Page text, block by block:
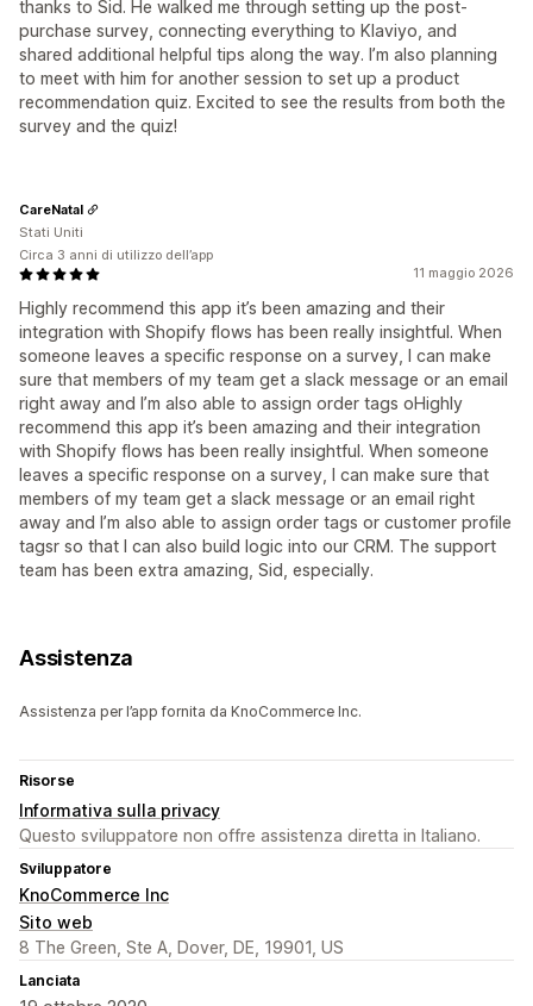
thanks to Sid. He walked me through setting up the post-
purchase survey, connecting everything to Klaviyo, and
shared additional helpful tips along the way. I’m also planning
to meet with him for another session to set up a product
recommendation quiz. Excited to see the results from both the
survey and the quiz!
11 maggio 2026
Highly recommend this app it’s been amazing and their
integration with Shopify flows has been really insightful. When
someone leaves a specific response on a survey, I can make
sure that members of my team get a slack message or an email
right away and I’m also able to assign order tags oHighly
recommend this app it’s been amazing and their integration
with Shopify flows has been really insightful. When someone
leaves a specific response on a survey, I can make sure that
members of my team get a slack message or an email right
away and I’m also able to assign order tags or customer profile
tagsr so that I can also build logic into our CRM. The support
team has been extra amazing, Sid, especially.
CareNatal
Stati Uniti
Circa 3 anni di utilizzo dell’app
Assistenza
Assistenza per l’app fornita da KnoCommerce Inc.
Risorse
Informativa sulla privacy
Questo sviluppatore non offre assistenza diretta in Italiano.
Sviluppatore
KnoCommerce Inc
Sito web
8 The Green, Ste A, Dover, DE, 19901, US
Lanciata